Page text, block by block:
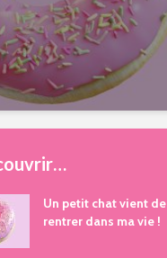
Un petit chat vient de
rentrer dans ma vie !